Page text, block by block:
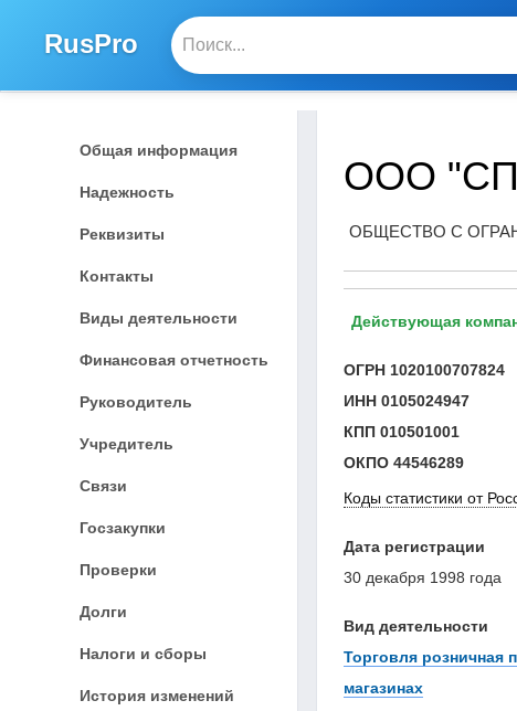
RusPro
Общая информация
Надежность
Реквизиты
Контакты
Виды деятельности
Финансовая отчетность
Руководитель
Учредитель
Связи
Госзакупки
Проверки
Долги
Налоги и сборы
История изменений
ООО
ОБЩЕСТВО С
Действующая
ОГРН 1020100707824
ИНН 0105024947
КПП 010501001
ОКПО 44546289
Коды статистики от
Дата регистрации
30 декабря 1998 года
Вид деятельности
Торговля розничная
магазинах